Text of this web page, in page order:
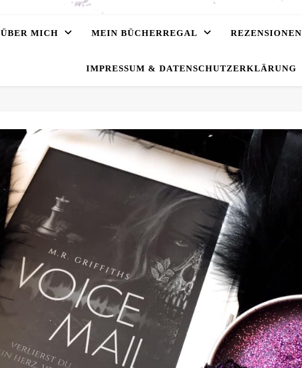
ÜBER MICH MEIN BÜCHERREGAL REZENSIONEN
IMPRESSUM & DATENSCHUTZERKLÄRUNG